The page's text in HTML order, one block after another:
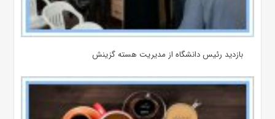
بازدید رئیس دانشگاه از مدیریت هسته گزینش